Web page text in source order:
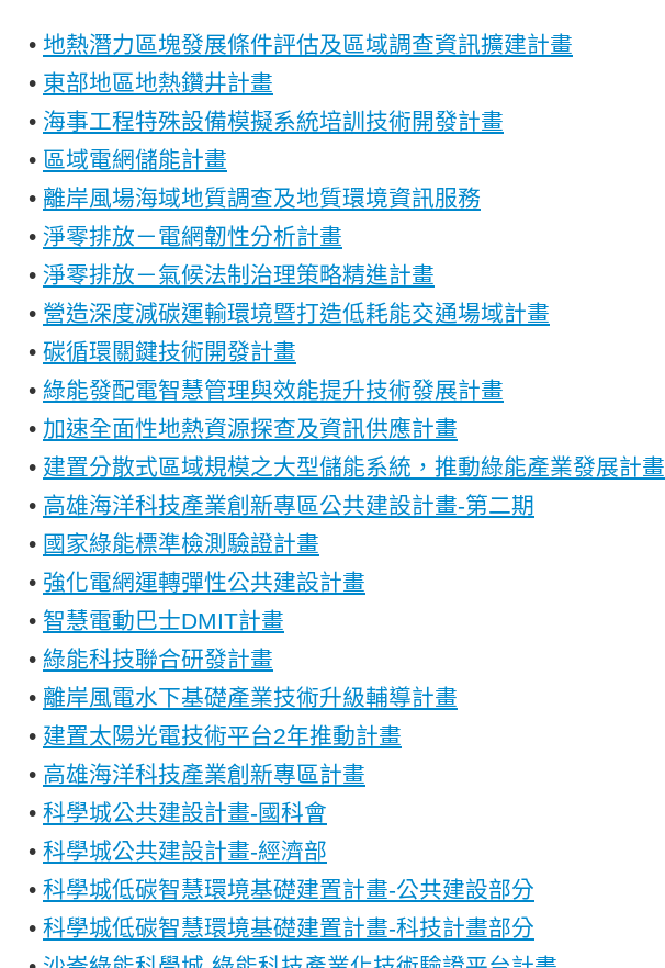
• 地熱潛力區塊發展條件評估及區域調查資訊擴建計畫
• 東部地區地熱鑽井計畫
• 海事工程特殊設備模擬系統培訓技術開發計畫
• 區域電網儲能計畫
• 離岸風場海域地質調查及地質環境資訊服務
• 淨零排放－電網韌性分析計畫
• 淨零排放－氣候法制治理策略精進計畫
• 營造深度減碳運輸環境暨打造低耗能交通場域計畫
• 碳循環關鍵技術開發計畫
• 綠能發配電智慧管理與效能提升技術發展計畫
• 加速全面性地熱資源探查及資訊供應計畫
• 建置分散式區域規模之大型儲能系統，推動綠能產業發展計畫
• 高雄海洋科技產業創新專區公共建設計畫-第二期
• 國家綠能標準檢測驗證計畫
• 強化電網運轉彈性公共建設計畫
• 智慧電動巴士DMIT計畫
• 綠能科技聯合研發計畫
• 離岸風電水下基礎產業技術升級輔導計畫
• 建置太陽光電技術平台2年推動計畫
• 高雄海洋科技產業創新專區計畫
• 科學城公共建設計畫-國科會
• 科學城公共建設計畫-經濟部
• 科學城低碳智慧環境基礎建置計畫-公共建設部分
• 科學城低碳智慧環境基礎建置計畫-科技計畫部分